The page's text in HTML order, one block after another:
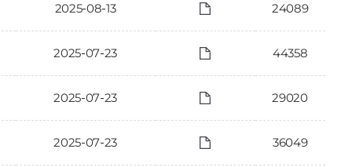
2025-08-13 24089
2025-07-23 44358
2025-07-23 29020
2025-07-23 36049